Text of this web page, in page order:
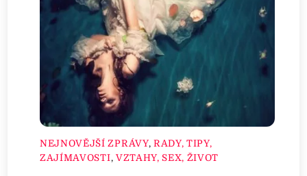
NEJNOVĚJŠÍ ZPRÁVY, RADY, TIPY,
ZAJÍMAVOSTI, VZTAHY, SEX, ŽIVOT